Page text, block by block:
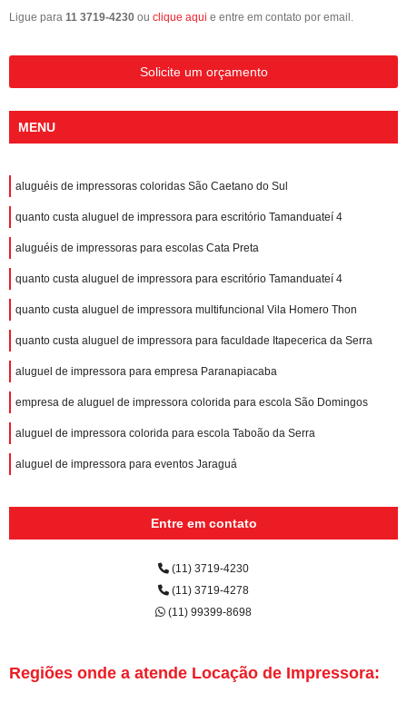
Ligue para 11 3719-4230 ou clique aqui e entre em contato por email.
Solicite um orçamento
MENU
aluguéis de impressoras coloridas São Caetano do Sul
quanto custa aluguel de impressora para escritório Tamanduateí 4
aluguéis de impressoras para escolas Cata Preta
quanto custa aluguel de impressora para escritório Tamanduateí 4
quanto custa aluguel de impressora multifuncional Vila Homero Thon
quanto custa aluguel de impressora para faculdade Itapecerica da Serra
aluguel de impressora para empresa Paranapiacaba
empresa de aluguel de impressora colorida para escola São Domingos
aluguel de impressora colorida para escola Taboão da Serra
aluguel de impressora para eventos Jaraguá
Entre em contato
(11) 3719-4230
(11) 3719-4278
(11) 99399-8698
Regiões onde a atende Locação de Impressora: